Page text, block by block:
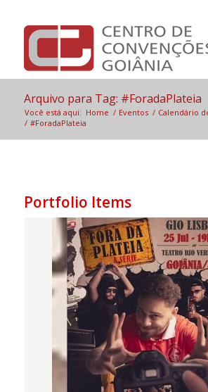
Arquivo para Tag: #ForadaPlateia
Você está aqui: Home / Eventos / Calendário
/ #ForadaPlateia
Portfolio Items